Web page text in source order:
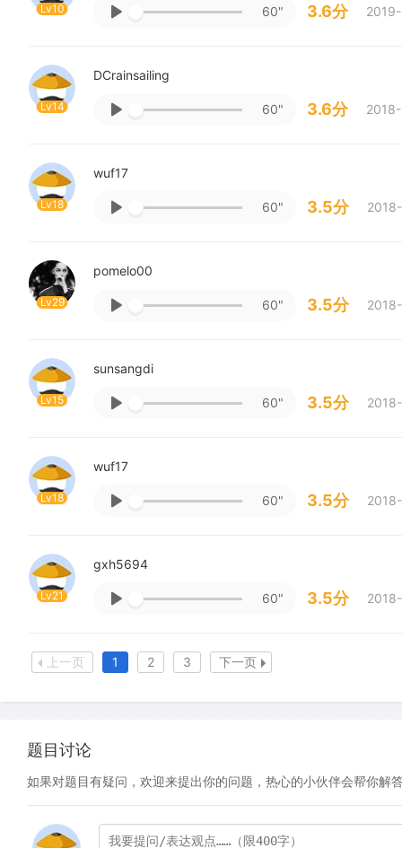
Lv10 60" 3.6分
Lv14
DCrainsailing
60" 3.6分
Lv18
wuf17
60" 3.5分
Lv29
pomelo00
60" 3.5分
Lv15
sunsangdi
60" 3.5分
Lv18
wuf17
60" 3.5分
Lv21
gxh5694
60" 3.5分
上一页 1 2 3 下一页
题目讨论
如果对题目有疑问，欢迎来提出你的问题，热心的小伙伴会帮你解